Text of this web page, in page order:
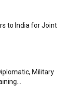
to India for Joint
Military